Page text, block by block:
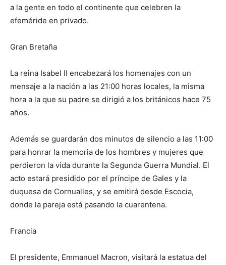
a la gente en todo el continente que celebren la
efeméride en privado.
Gran Bretaña
La reina Isabel II encabezará los homenajes con un
mensaje a la nación a las 21:00 horas locales, la misma
hora a la que su padre se dirigió a los británicos hace 75
años.
Además se guardarán dos minutos de silencio a las 11:00
para honrar la memoria de los hombres y mujeres que
perdieron la vida durante la Segunda Guerra Mundial. El
acto estará presidido por el príncipe de Gales y la
duquesa de Cornualles, y se emitirá desde Escocia,
donde la pareja está pasando la cuarentena.
Francia
El presidente, Emmanuel Macron, visitará la estatua del